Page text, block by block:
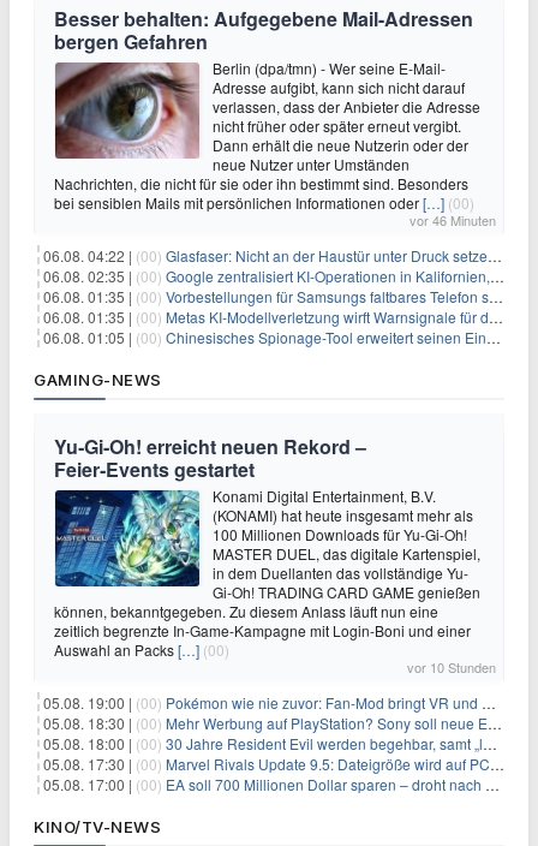
Besser behalten: Aufgegebene Mail-Adressen
bergen Gefahren
Berlin (dpa/tmn) - Wer seine E-Mail-
Adresse aufgibt, kann sich nicht darauf
verlassen, dass der Anbieter die Adresse
nicht früher oder später erneut vergibt.
Dann erhält die neue Nutzerin oder der
neue Nutzer unter Umständen
Nachrichten, die nicht für sie oder ihn bestimmt sind. Besonders
bei sensiblen Mails mit persönlichen Informationen oder[…] (00)
vor 46 Minuten
06.08. 04:22 | (00) Glasfaser: Nicht an der Haustür unter Druck setzen lassen
06.08. 02:35 | (00) Google zentralisiert KI-Operationen in Kalifornien, um Rivale Anthropic und OpenAI zu überholen
06.08. 01:35 | (00) Vorbestellungen für Samsungs faltbares Telefon steigen um 30 % in einem wettbewerbsintensiven Markt
06.08. 01:35 | (00) Metas KI-Modellverletzung wirft Warnsignale für die Technologieaufsicht auf
06.08. 01:05 | (00) Chinesisches Spionage-Tool erweitert seinen Einfluss auf 13 Länder und weckt Sicherheitsbedenken
GAMING-NEWS
Yu‑Gi‑Oh! erreicht neuen Rekord –
Feier‑Events gestartet
Konami Digital Entertainment, B.V.
(KONAMI) hat heute insgesamt mehr als
100 Millionen Downloads für Yu-Gi-Oh!
MASTER DUEL, das digitale Kartenspiel,
in dem Duellanten das vollständige Yu-
Gi-Oh! TRADING CARD GAME genießen
können, bekanntgegeben. Zu diesem Anlass läuft nun eine
zeitlich begrenzte In-Game-Kampagne mit Login-Boni und einer
Auswahl an Packs[…] (00)
vor 10 Stunden
05.08. 19:00 | (00) Pokémon wie nie zuvor: Fan-Mod bringt VR und Ego-Perspektive nach Kanto
05.08. 18:30 | (00) Mehr Werbung auf PlayStation? Sony soll neue Einnahmequellen prüfen
05.08. 18:00 | (00) 30 Jahre Resident Evil werden begehbar, samt „lebensgroßem Leon“
05.08. 17:30 | (00) Marvel Rivals Update 9.5: Dateigröße wird auf PC und Konsolen deutlich reduziert
05.08. 17:00 | (00) EA soll 700 Millionen Dollar sparen – droht nach der Übernahme die nächste Entlassungswelle?
KINO/TV-NEWS